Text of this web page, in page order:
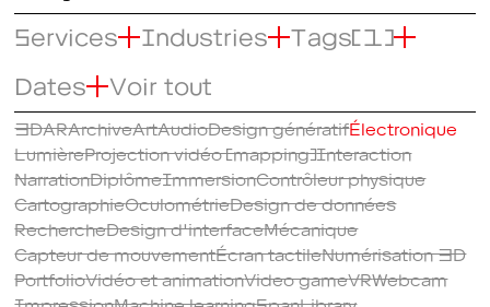
Services Industries Tags(1)
Dates
Voir tout
3DARArchiveArtAudioDesign génératifÉlectronique
LumièreProjection vidéo (mapping)Interaction
NarrationDiplômeImmersionContrôleur physique
CartographieOculométrieDesign de données
RechercheDesign d'interfaceMécanique
Capteur de mouvementÉcran tactileNumérisation 3D
PortfolioVidéo et animationVideo gameVRWebcam
ImpressionMachine learningSpanLibrary